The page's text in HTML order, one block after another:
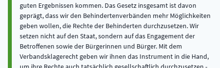
guten Ergebnissen kommen. Das Gesetz insgesamt ist davon
geprägt, dass wir den Behindertenverbänden mehr Möglichkeiten
geben wollen, die Rechte der Behinderten durchzusetzen. Wir
setzen nicht auf den Staat, sondern auf das Engagement der
Betroffenen sowie der Bürgerinnen und Bürger. Mit dem
Verbandsklagerecht geben wir ihnen das Instrument in die Hand,